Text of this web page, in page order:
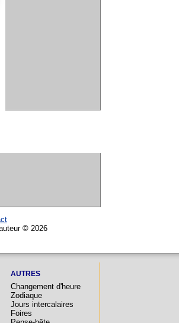
© 2026
AUTRES
Changement d'heure
Zodiaque
Jours intercalaires
Foires